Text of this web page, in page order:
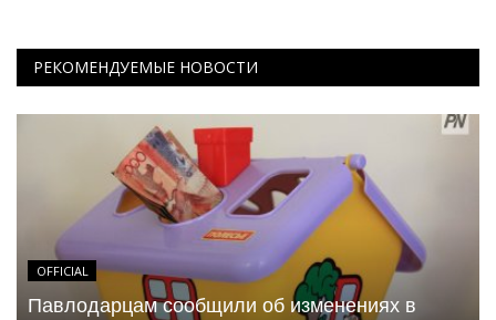
РЕКОМЕНДУЕМЫЕ НОВОСТИ
OFFICIAL
Павлодарцам сообщили об изменениях в